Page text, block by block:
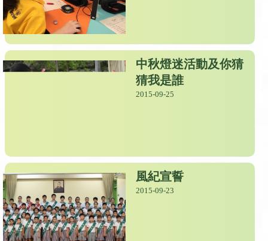
中秋燈迷活動及你猜
猜我是誰
2015-09-25
風紀宣誓
2015-09-23